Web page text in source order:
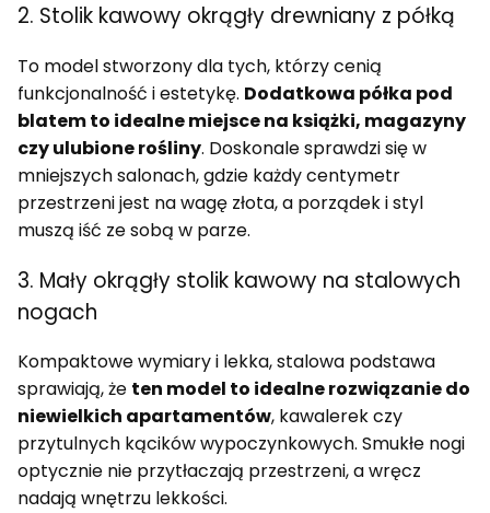
2. Stolik kawowy okrągły drewniany z półką
To model stworzony dla tych, którzy cenią
funkcjonalność i estetykę. Dodatkowa półka pod
blatem to idealne miejsce na książki, magazyny
czy ulubione rośliny. Doskonale sprawdzi się w
mniejszych salonach, gdzie każdy centymetr
przestrzeni jest na wagę złota, a porządek i styl
muszą iść ze sobą w parze.
3. Mały okrągły stolik kawowy na stalowych
nogach
Kompaktowe wymiary i lekka, stalowa podstawa
sprawiają, że ten model to idealne rozwiązanie do
niewielkich apartamentów, kawalerek czy
przytulnych kącików wypoczynkowych. Smukłe nogi
optycznie nie przytłaczają przestrzeni, a wręcz
nadają wnętrzu lekkości.